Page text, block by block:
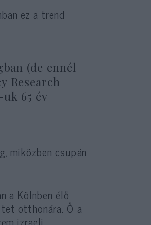
ez a trend
(de ennél
Research
65 év
miközben csupán
a Kölnben élő
otthonára. Ő a